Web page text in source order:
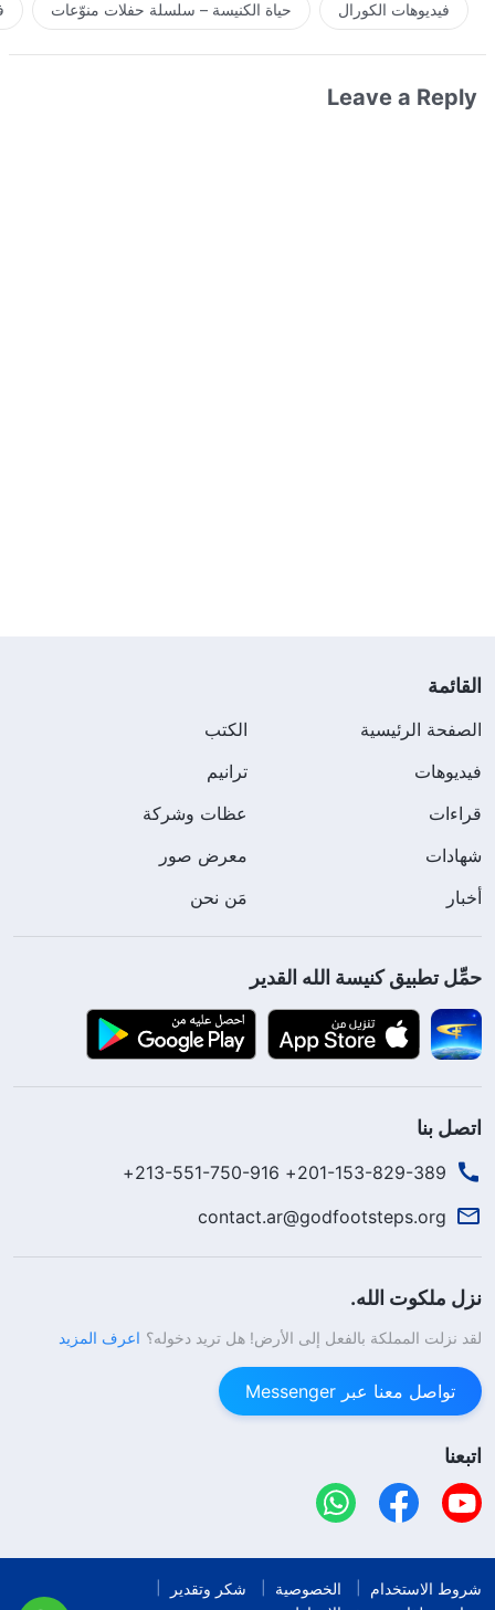
فيديوهات الكورال حياة الكنيسة – سلسلة حفلات منوّعات
Leave a Reply
القائمة
الصفحة الرئيسية
الكتب
فيديوهات
ترانيم
قراءات
عظات وشركة
شهادات
معرض صور
أخبار
مَن نحن
حمِّل تطبيق كنيسة الله القدير
اتصل بنا
201-153-829-389+ 213-551-750-916+
contact.ar@godfootsteps.org
نزل ملكوت الله.
لقد نزلت المملكة بالفعل إلى الأرض! هل تريد دخوله؟ اعرف المزيد
تواصل معنا عبر Messenger
اتبعنا
شروط الاستخدام الخصوصية
شكر وتقدير